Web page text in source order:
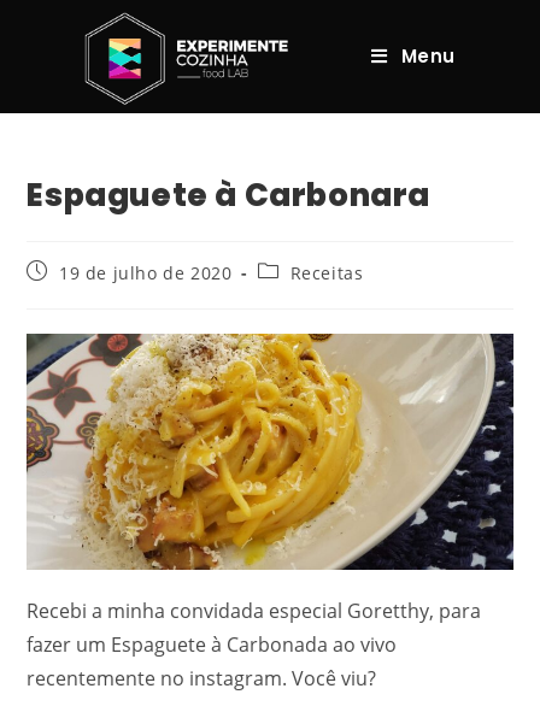
Menu
Espaguete à Carbonara
19 de julho de 2020 Receitas
Recebi a minha convidada especial Goretthy, para
fazer um Espaguete à Carbonada ao vivo
recentemente no instagram. Você viu?